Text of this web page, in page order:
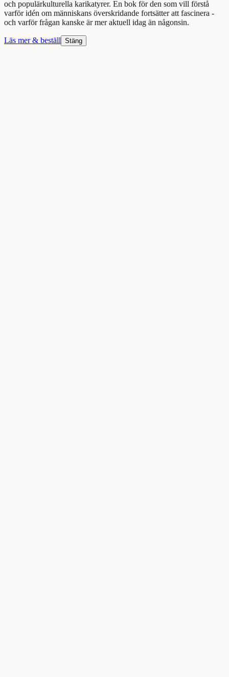
och populärkulturella karikatyrer. En bok för den som vill förstå
varför idén om människans överskridande fortsätter att fascinera -
och varför frågan kanske är mer aktuell idag än någonsin.
Läs mer & beställ Stäng